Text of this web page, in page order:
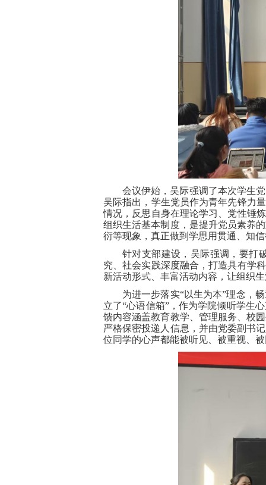
会议伊始，吴际强调了本次学生
吴际指出，学生党员作为青年先锋力
情况，反思自身在理论学习、党性锤
组织生活基本制度，是提升党员素养
衍等现象，真正做到学思用贯通、知
针对支部建设，吴际强调，要打
究、社会实践深度融合，打造具有学
新活动形式、丰富活动内容，让组织
为进一步落实“以生为本”理念，
立了“心语信箱”，作为学院倾听学生
馈内容涵盖教育教学、管理服务、校
严格保密投递人信息，并由党委副书
位同学的心声都能被听见、被重视、